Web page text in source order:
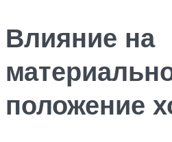
Влияние на
положение